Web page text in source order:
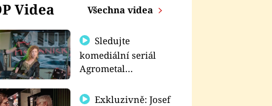
Videa Všechna videa
Sledujte
komediální seriál
Agrometal
prima+
Exkluzivně: Josef